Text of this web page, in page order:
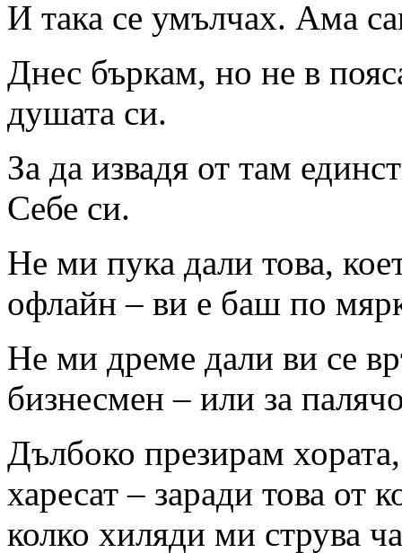
И така се умълчах. Ама
Днес бъркам, но не в
душата си.
За да извадя от там
Себе си.
Не ми пука дали това,
офлайн – ви е баш по
Не ми дреме дали ви се
бизнесмен – или за
Дълбоко презирам
харесат – заради това от
колко хиляди ми струва